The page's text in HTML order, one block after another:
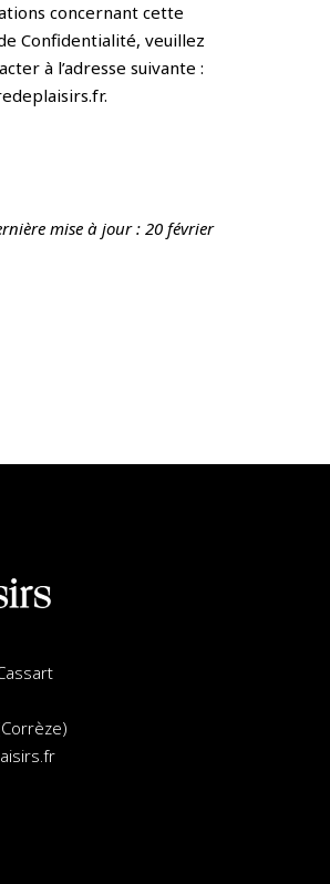
concernant cette
Confidentialité, veuillez
à l’adresse suivante :
mise à jour : 20 février